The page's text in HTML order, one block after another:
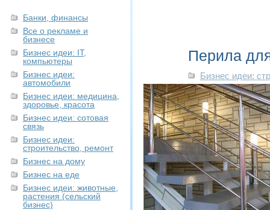
Банки, финансы
Все о рекламе и
бизнесе
Бизнес идеи: IT,
компьютеры
Бизнес идеи:
автомобили
Бизнес идеи: медицина,
здоровье, красота
Бизнес идеи: сотовая
связь
Бизнес идеи:
строительство, ремонт
Бизнес на дому
Бизнес на еде
Бизнес идеи: животные,
растения (сельский
бизнес)
Перила
Бизнес идеи: